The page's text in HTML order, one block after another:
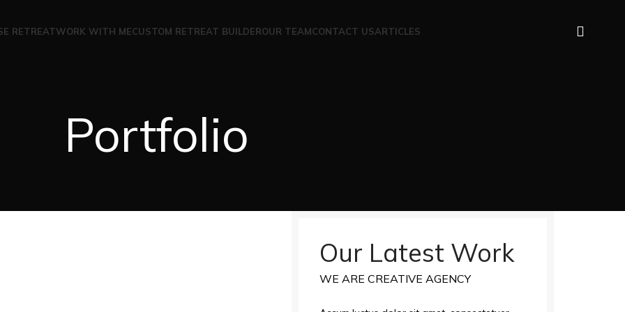
RETREATWORK WITH MECUSTOM RETREAT BUILDEROUR TEAMCONTACT USARTICLES
Portfolio
Our Latest Work
WE ARE CREATIVE AGENCY